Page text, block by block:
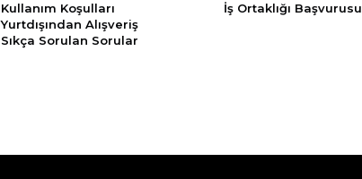
Kullanım Koşulları
Yurtdışından Alışveriş
Sıkça Sorulan Sorular
İş Ortaklığı Başvurusu